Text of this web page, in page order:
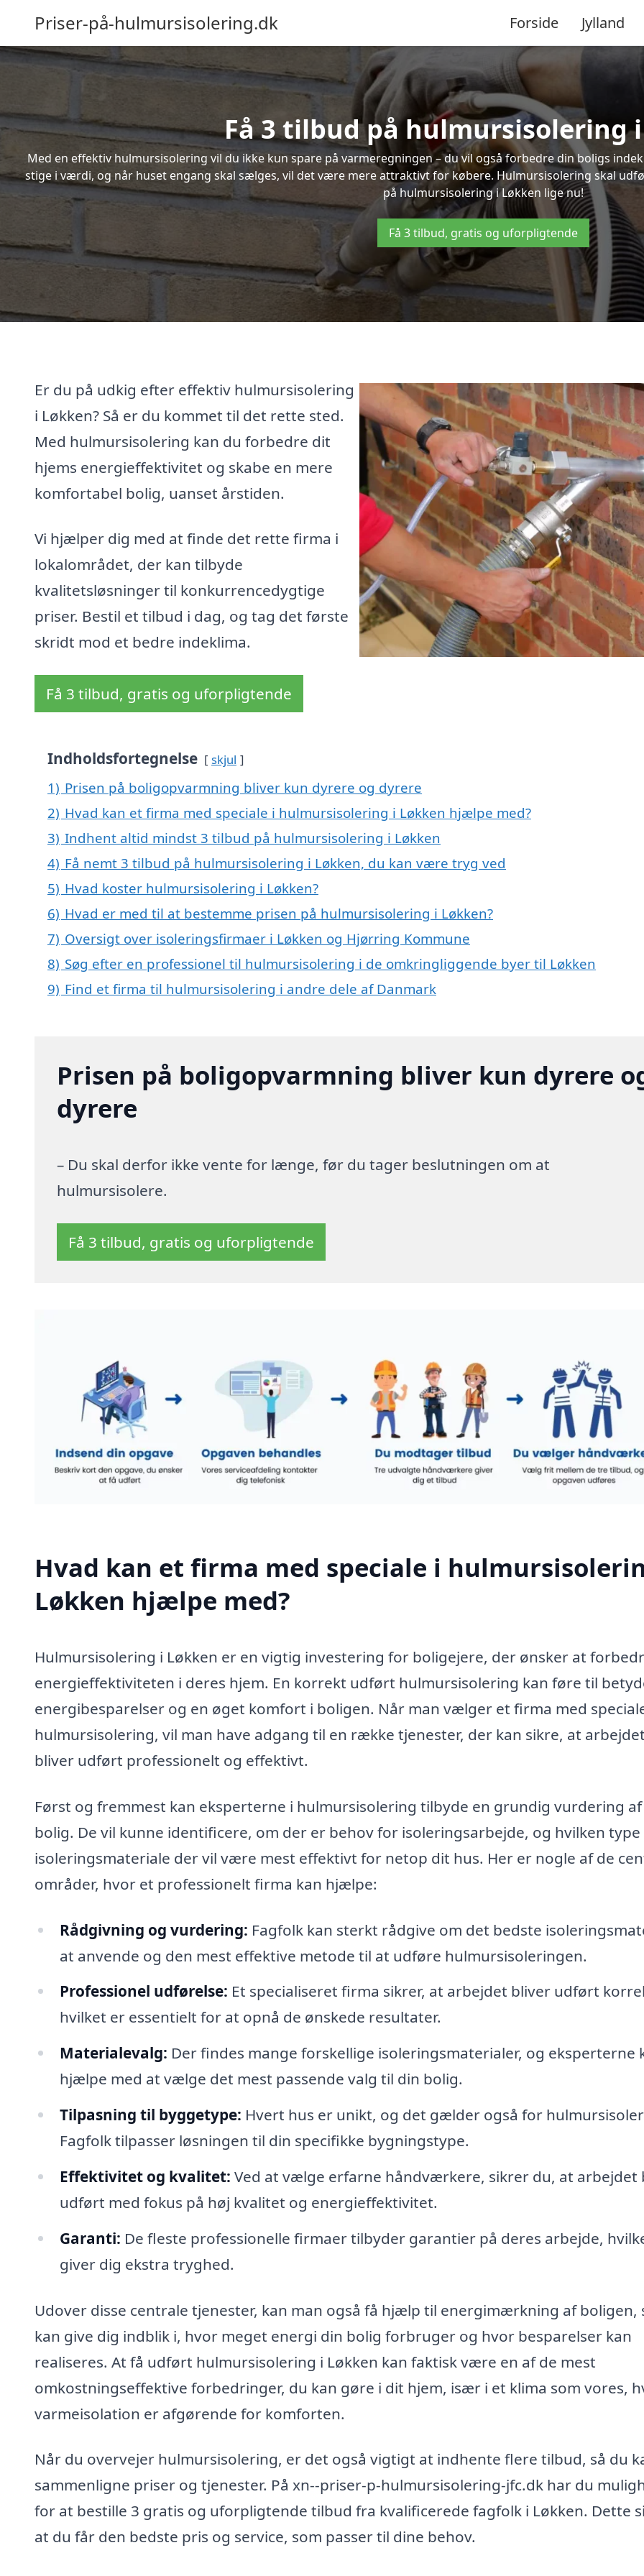
Priser-på-hulmursisolering.dk Forside Jylland
Få 3 tilbud på hulmursisolering
Med en effektiv hulmursisolering vil du ikke kun spare på varmeregningen – du vil også forbedre din boligs
stige i værdi, og når huset engang skal sælges, vil det være mere attraktivt for købere. Hulmursisolering skal
på hulmursisolering i Løkken lige nu!
Få 3 tilbud, gratis og uforpligtende
Er du på udkig efter effektiv hulmursisolering
i Løkken? Så er du kommet til det rette sted.
Med hulmursisolering kan du forbedre dit
hjems energieffektivitet og skabe en mere
komfortabel bolig, uanset årstiden.
Vi hjælper dig med at finde det rette firma i
lokalområdet, der kan tilbyde
kvalitetsløsninger til konkurrencedygtige
priser. Bestil et tilbud i dag, og tag det første
skridt mod et bedre indeklima.
Få 3 tilbud, gratis og uforpligtende
Indholdsfortegnelse skjul
1) Prisen på boligopvarmning bliver kun dyrere og dyrere
2) Hvad kan et firma med speciale i hulmursisolering i Løkken hjælpe med?
3) Indhent altid mindst 3 tilbud på hulmursisolering i Løkken
4) Få nemt 3 tilbud på hulmursisolering i Løkken, du kan være tryg ved
5) Hvad koster hulmursisolering i Løkken?
6) Hvad er med til at bestemme prisen på hulmursisolering i Løkken?
7) Oversigt over isoleringsfirmaer i Løkken og Hjørring Kommune
8) Søg efter en professionel til hulmursisolering i de omkringliggende byer til Løkken
9) Find et firma til hulmursisolering i andre dele af Danmark
Prisen på boligopvarmning bliver kun dyrere
dyrere
– Du skal derfor ikke vente for længe, før du tager beslutningen om at
hulmursisolere.
Få 3 tilbud, gratis og uforpligtende
Hvad kan et firma med speciale i
Løkken hjælpe med?
Hulmursisolering i Løkken er en vigtig investering for boligejere, der ønsker at
energieffektiviteten i deres hjem. En korrekt udført hulmursisolering kan føre til
energibesparelser og en øget komfort i boligen. Når man vælger et firma med
hulmursisolering, vil man have adgang til en række tjenester, der kan sikre, at
bliver udført professionelt og effektivt.
Først og fremmest kan eksperterne i hulmursisolering tilbyde en grundig vurdering
bolig. De vil kunne identificere, om der er behov for isoleringsarbejde, og hvilken type
isoleringsmateriale der vil være mest effektivt for netop dit hus. Her er nogle af de
områder, hvor et professionelt firma kan hjælpe:
Rådgivning og vurdering: Fagfolk kan sterkt rådgive om det bedste
at anvende og den mest effektive metode til at udføre hulmursisoleringen.
Professionel udførelse: Et specialiseret firma sikrer, at arbejdet bliver udført
hvilket er essentielt for at opnå de ønskede resultater.
Materialevalg: Der findes mange forskellige isoleringsmaterialer, og eksperterne
hjælpe med at vælge det mest passende valg til din bolig.
Tilpasning til byggetype: Hvert hus er unikt, og det gælder også for
Fagfolk tilpasser løsningen til din specifikke bygningstype.
Effektivitet og kvalitet: Ved at vælge erfarne håndværkere, sikrer du, at arbejdet
udført med fokus på høj kvalitet og energieffektivitet.
Garanti: De fleste professionelle firmaer tilbyder garantier på deres arbejde,
giver dig ekstra tryghed.
Udover disse centrale tjenester, kan man også få hjælp til energimærkning af boligen,
kan give dig indblik i, hvor meget energi din bolig forbruger og hvor besparelser kan
realiseres. At få udført hulmursisolering i Løkken kan faktisk være en af de mest
omkostningseffektive forbedringer, du kan gøre i dit hjem, især i et klima som vores,
varmeisolation er afgørende for komforten.
Når du overvejer hulmursisolering, er det også vigtigt at indhente flere tilbud, så du
sammenligne priser og tjenester. På xn--priser-p-hulmursisolering-jfc.dk har du
for at bestille 3 gratis og uforpligtende tilbud fra kvalificerede fagfolk i Løkken. Dette
at du får den bedste pris og service, som passer til dine behov.